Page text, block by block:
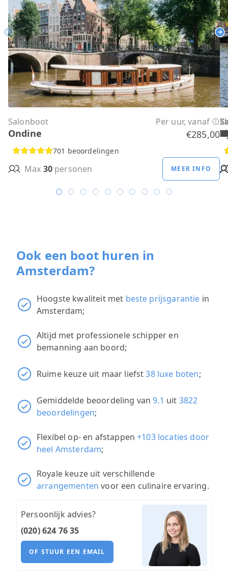
Salonboot Per uur, vanaf
Ondine €285,00
701 beoordelingen
Max 30personen MEER INFO
Previous
Ook een boot huren in
Amsterdam?
Hoogste kwaliteit met beste prijsgarantie in
Amsterdam;
Altijd met professionele schipper en
bemanning aan boord;
Ruime keuze uit maar liefst38 luxe boten;
Gemiddelde beoordeling van9.1 uit 3822
beoordelingen;
Flexibel op- en afstappen+103 locaties door
heel Amsterdam;
Royale keuze uit verschillende
arrangementen voor een culinaire ervaring.
Persoonlijk advies?
(020) 624 76 35
OF STUUR EEN EMAIL